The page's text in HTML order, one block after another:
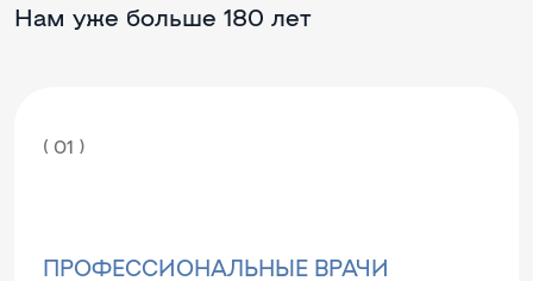
Нам уже больше 180 лет
( 01 )
ПРОФЕССИОНАЛЬНЫЕ ВРАЧИ